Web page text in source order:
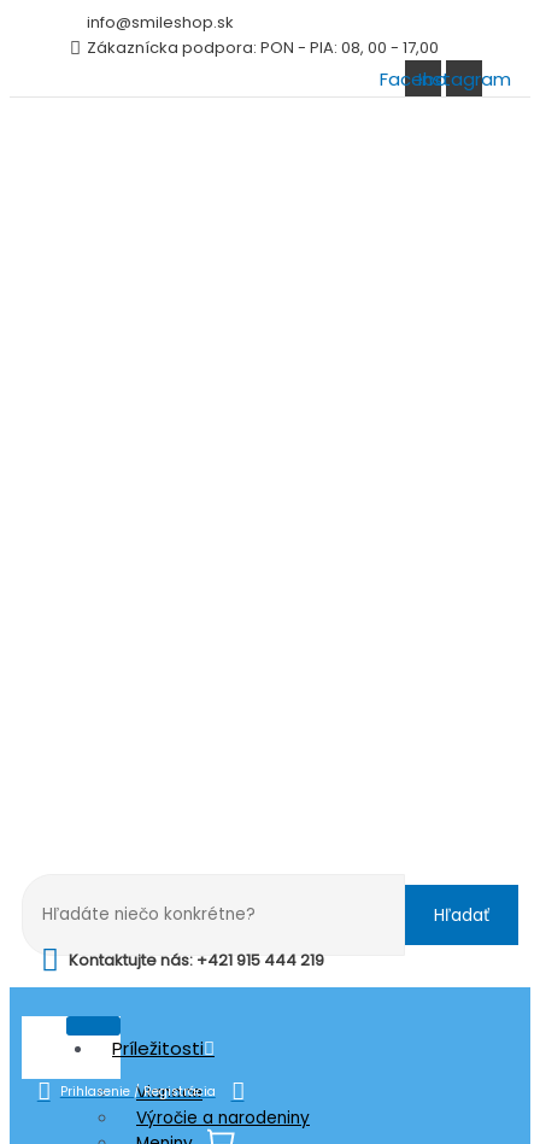
info@smileshop.sk
Zákaznícka podpora: PON - PIA: 08, 00 - 17,00
Facebook
Instagram
Hľadať
Kontaktujte nás: +421 915 444 219
Príležitosti
Vianoce
Výročie a narodeniny
Prihlasenie / Registrácia